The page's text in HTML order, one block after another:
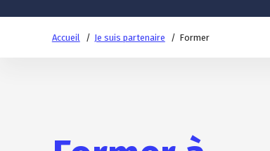
Accueil Je suis partenaire Former